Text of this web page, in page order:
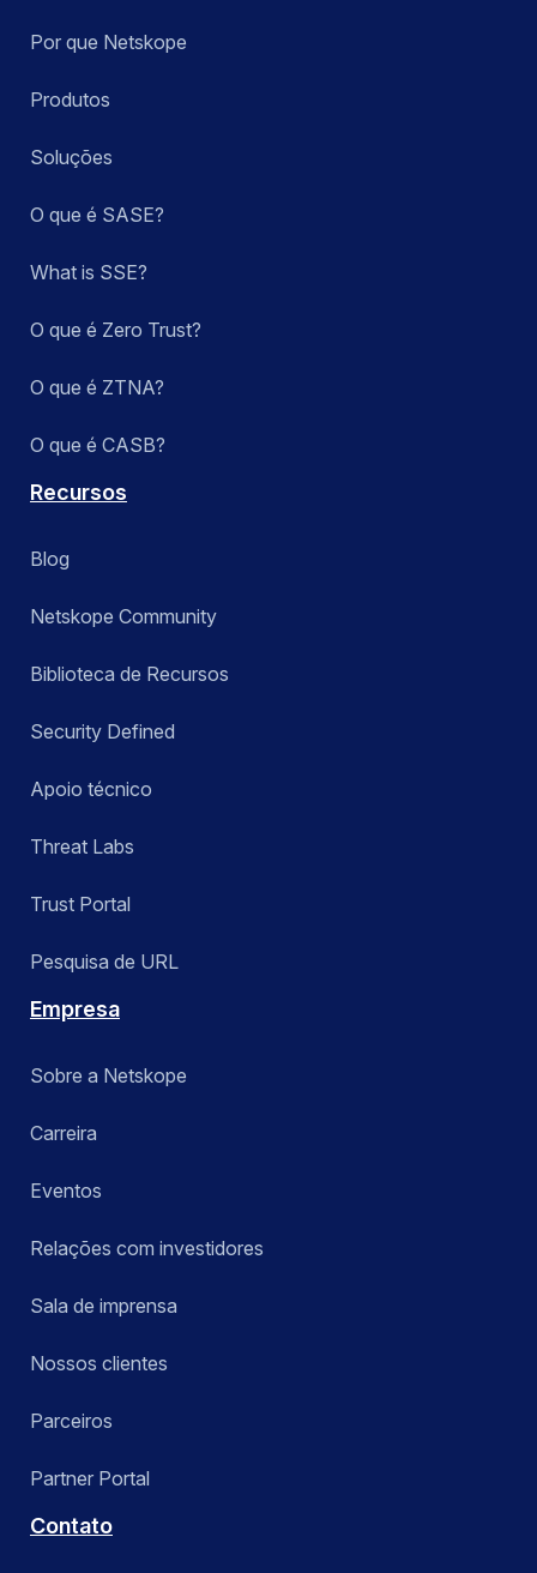
Por que Netskope
Produtos
Soluções
O que é SASE?
What is SSE?
O que é Zero Trust?
O que é ZTNA?
O que é CASB?
Recursos
Blog
Netskope Community
Biblioteca de Recursos
Security Defined
Apoio técnico
Threat Labs
Trust Portal
Pesquisa de URL
Empresa
Sobre a Netskope
Carreira
Eventos
Relações com investidores
Sala de imprensa
Nossos clientes
Parceiros
Partner Portal
Contato